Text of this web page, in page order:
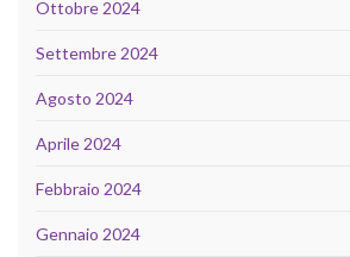
Ottobre 2024
Settembre 2024
Agosto 2024
Aprile 2024
Febbraio 2024
Gennaio 2024